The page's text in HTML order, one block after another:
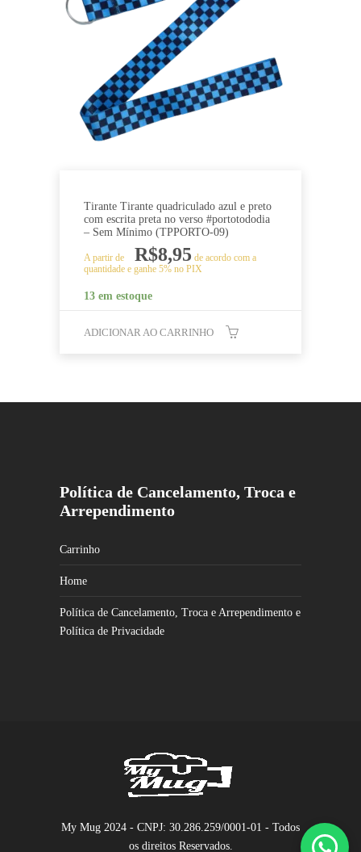
Tirante Tirante quadriculado azul e preto
com escrita preta no verso #portotododia
– Sem Mínimo (TPPORTO-09)
A partir de R$8,95 de acordo com a
quantidade e ganhe 5% no PIX
13 em estoque
ADICIONAR AO CARRINHO
Política de Cancelamento, Troca e
Arrependimento
Carrinho
Home
Política de Cancelamento, Troca e Arrependimento e
Política de Privacidade
My Mug 2024 - CNPJ: 30.286.259/0001-01 - Todos
os direitos Reservados.